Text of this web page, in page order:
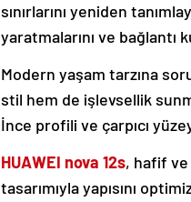
sınırlarını yeniden
yaratmalarını ve bağlantı
Modern yaşam tarzına
stil hem de işlevsellik
İnce profili ve çarpıcı
HUAWEI nova 12s, hafif ve
tasarımıyla yapısını